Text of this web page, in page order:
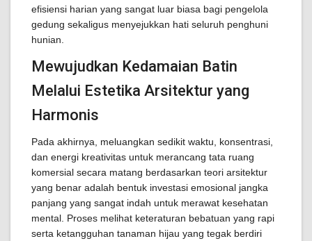
efisiensi harian yang sangat luar biasa bagi pengelola
gedung sekaligus menyejukkan hati seluruh penghuni
hunian.
Mewujudkan Kedamaian Batin
Melalui Estetika Arsitektur yang
Harmonis
Pada akhirnya, meluangkan sedikit waktu, konsentrasi,
dan energi kreativitas untuk merancang tata ruang
komersial secara matang berdasarkan teori arsitektur
yang benar adalah bentuk investasi emosional jangka
panjang yang sangat indah untuk merawat kesehatan
mental. Proses melihat keteraturan bebatuan yang rapi
serta ketangguhan tanaman hijau yang tegak berdiri